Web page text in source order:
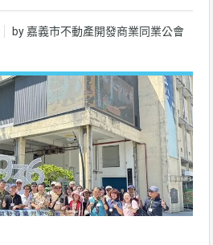
by 嘉義市不動產開發商業同業公會